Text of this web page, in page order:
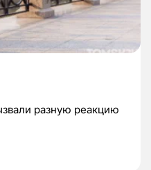
разную реакцию